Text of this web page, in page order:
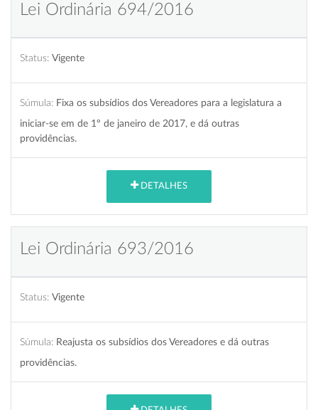
Lei Ordinária 694/2016
Status: Vigente
Súmula: Fixa os subsídios dos Vereadores para a legislatura a
iniciar-se em de 1º de janeiro de 2017, e dá outras
providências.
DETALHES
Lei Ordinária 693/2016
Status: Vigente
Súmula: Reajusta os subsídios dos Vereadores e dá outras
providências.